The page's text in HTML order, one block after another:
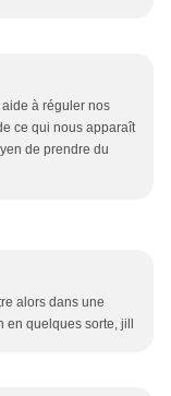
à réguler nos
ce qui nous apparaît
de prendre du
alors dans une
quelques sorte, jill